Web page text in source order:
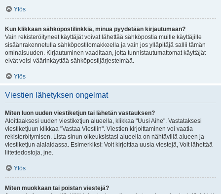
Ylös
Kun klikkaan sähköpostilinkkiä, minua pyydetään kirjautumaan?
Vain rekisteröityneet käyttäjät voivat lähettää sähköpostia muille käyttäjille
sisäänrakennetulla sähköpostilomakkeella ja vain jos ylläpitäjä sallii tämän
ominaisuuden. Kirjautuminen vaaditaan, jotta tunnistautumattomat käyttäjät
eivät voisi väärinkäyttää sähköpostijärjestelmää.
Ylös
Viestien lähetyksen ongelmat
Miten luon uuden viestiketjun tai lähetän vastauksen?
Aloittaaksesi uuden viestiketjun alueella, klikkaa "Uusi Aihe". Vastataksesi
viestiketjuun klikkaa "Vastaa Viestiin". Viestien kirjoittaminen voi vaatia
rekisteröitymisen. Lista sinun oikeuksistasi alueella on nähtävillä alueen ja
viestiketjun alalaidassa. Esimerkiksi: Voit kirjoittaa uusia viestejä, Voit lähettää
liitetiedostoja, jne.
Ylös
Miten muokkaan tai poistan viestejä?